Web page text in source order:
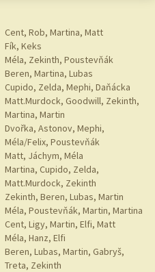
Cent, Rob, Martina, Matt
Fík, Keks
Méla, Zekinth, Poustevňák
Beren, Martina, Lubas
Cupido, Zelda, Mephi, Daňácka
Matt.Murdock, Goodwill, Zekinth,
Martina, Martin
Dvořka, Astonov, Mephi,
Méla/Felix, Poustevňák
Matt, Jáchym, Méla
Martina, Cupido, Zelda,
Matt.Murdock, Zekinth
Zekinth, Beren, Lubas, Martin
Méla, Poustevňák, Martin, Martina
Cent, Ligy, Martin, Elfi, Matt
Méla, Hanz, Elfi
Beren, Lubas, Martin, Gabryš,
Treta, Zekinth